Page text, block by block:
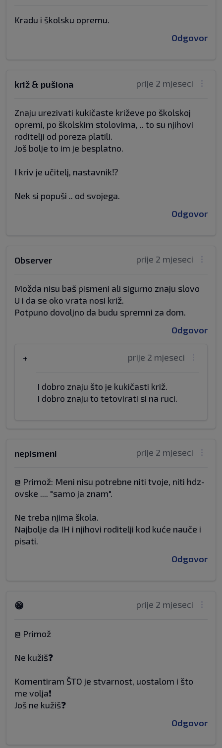
Kradu i školsku opremu.
Odgovor
prije 2 mjeseci
križ & pušiona
Znaju urezivati kukičaste križeve po školskoj
opremi, po školskim stolovima, .. to su njihovi
roditelji od poreza platili.
Još bolje to im je besplatno.
I kriv je učitelj, nastavnik⁉️
Nek si popuši .. od svojega.
Odgovor
prije 2 mjeseci
Observer
Možda nisu baš pismeni ali sigurno znaju slovo
U i da se oko vrata nosi križ.
Potpuno dovoljno da budu spremni za dom.
Odgovor
prije 2 mjeseci
+
I dobro znaju što je kukičasti križ.
I dobro znaju to tetovirati si na ruci.
prije 2 mjeseci
nepismeni
@ Primož: Meni nisu potrebne niti tvoje, niti hdz-
ovske .... "samo ja znam".
Ne treba njima škola.
Najbolje da IH i njihovi roditelji kod kuće nauče i
pisati.
Odgovor
prije 2 mjeseci
😁
@ Primož
Ne kužiš❓
Komentiram ŠTO je stvarnost, uostalom i što
me volja❗
Još ne kužiš❓
Odgovor